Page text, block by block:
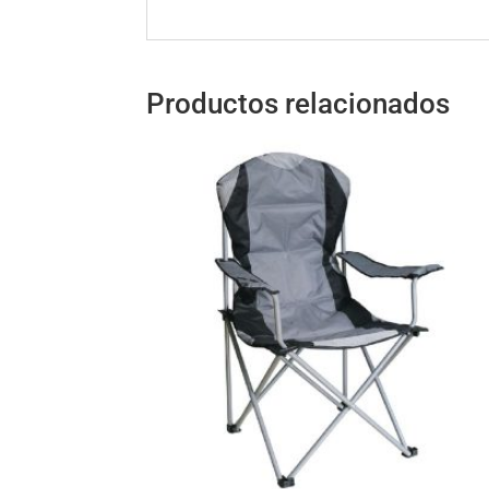
Productos relacionados